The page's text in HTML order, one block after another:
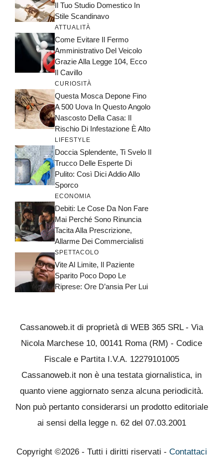
Il Tuo Studio Domestico In
Stile Scandinavo
ATTUALITÀ
Come Evitare Il Fermo
Amministrativo Del Veicolo
Grazie Alla Legge 104, Ecco
Il Cavillo
CURIOSITÀ
Questa Mosca Depone Fino
A 500 Uova In Questo Angolo
Nascosto Della Casa: Il
Rischio Di Infestazione È Alto
LIFESTYLE
Doccia Splendente, Ti Svelo Il
Trucco Delle Esperte Di
Pulito: Così Dici Addio Allo
Sporco
ECONOMIA
Debiti: Le Cose Da Non Fare
Mai Perché Sono Rinuncia
Tacita Alla Prescrizione,
Allarme Dei Commercialisti
SPETTACOLO
Vite Al Limite, Il Paziente
Sparito Poco Dopo Le
Riprese: Ore D’ansia Per Lui
Cassanoweb.it di proprietà di WEB 365 SRL - Via
Nicola Marchese 10, 00141 Roma (RM) - Codice
Fiscale e Partita I.V.A. 12279101005
Cassanoweb.it non è una testata giornalistica, in
quanto viene aggiornato senza alcuna periodicità.
Non può pertanto considerarsi un prodotto editoriale
ai sensi della legge n. 62 del 07.03.2001
Copyright ©2026 - Tutti i diritti riservati - Contattaci